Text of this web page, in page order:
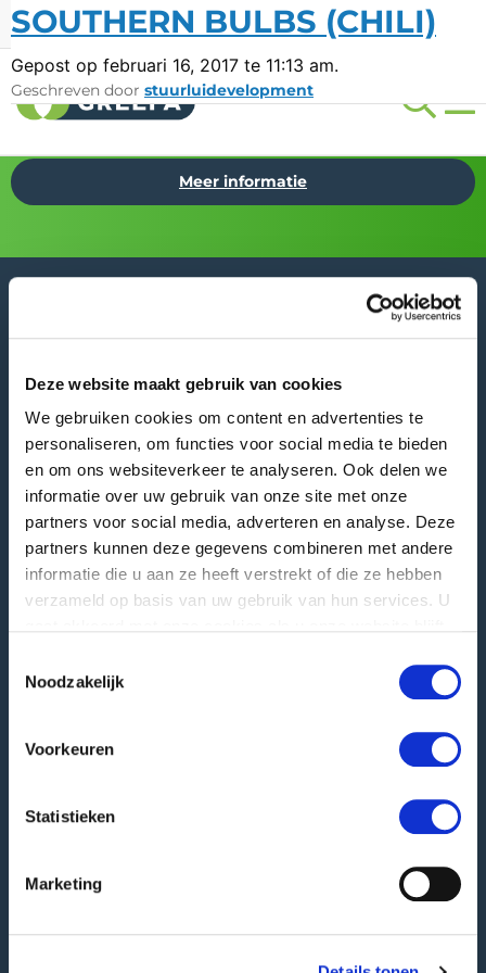
Deze website maakt gebruik van cookies
We gebruiken cookies om content en advertenties te
personaliseren, om functies voor social media te bieden
en om ons websiteverkeer te analyseren. Ook delen we
informatie over uw gebruik van onze site met onze
partners voor social media, adverteren en analyse. Deze
partners kunnen deze gegevens combineren met andere
informatie die u aan ze heeft verstrekt of die ze hebben
verzameld op basis van uw gebruik van hun services. U
Noodzakelijk
Voorkeuren
Statistieken
Marketing
Beurzen Vacatures LANG
SOUTHERN BULBS (CHILI)
Gepost op februari 16, 2017 te 11:13 am.
Geschreven door stuurluidevelopment
Bezoek GREEFA op: Asia Fruit Logistica (02/09/2026 -
Meer informatie
GREEFA Hoofdkantoor
Bezoekadres
Langstraat 12
4196 JB Tricht | NL
T+31 345 578 100
E info@greefa.com
Kamer van Koophandel: 11016475
BTW-nummer: NL006390493B01